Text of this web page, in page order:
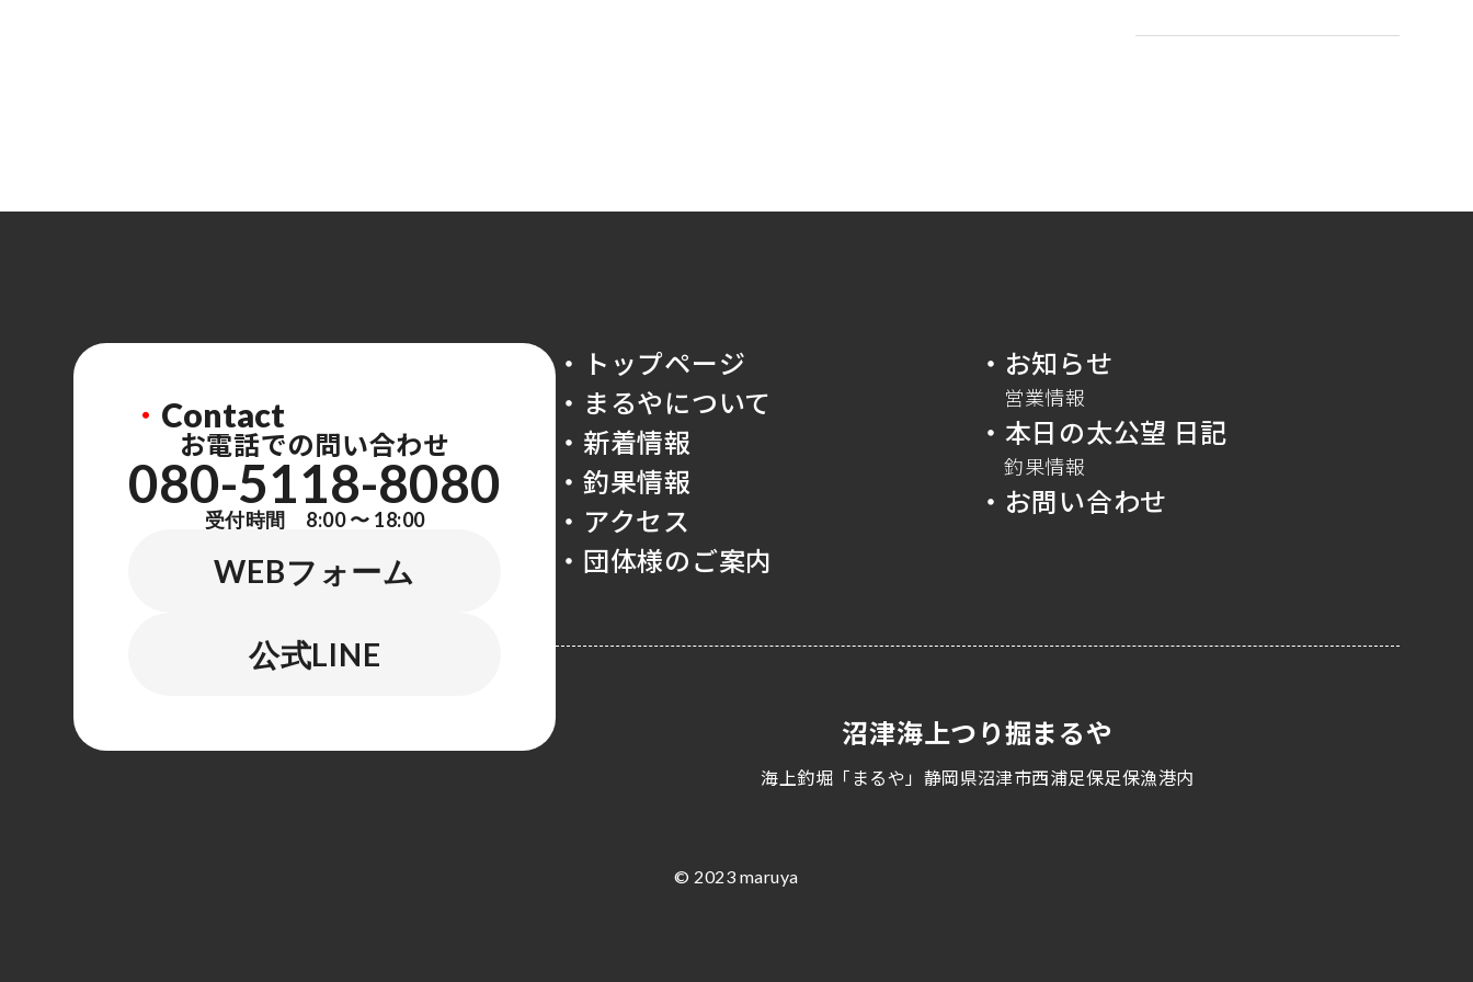
・ Contact
お電話での問い合わせ
080-5118-8080
受付時間 8:00 〜 18:00
WEBフォーム
公式LINE
・トップページ
・まるやについて
・新着情報
・釣果情報
・アクセス
・団体様のご案内
・お知らせ
営業情報
・本日の太公望 日記
釣果情報
・お問い合わせ
沼津海上つり掘まるや
海上釣堀「まるや」静岡県沼津市西浦足保足保漁港内
© 2023 maruya